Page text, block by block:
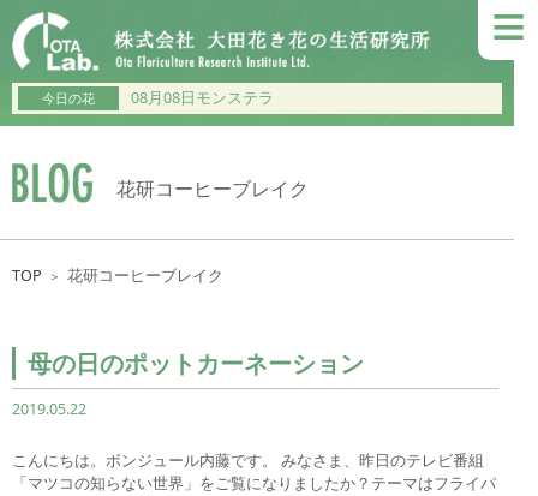
≡
今日の花 08月08日モンステラ
花研コーヒーブレイク
TOP ＞ 花研コーヒーブレイク
母の日のポットカーネーション
2019.05.22
こんにちは。ボンジュール内藤です。 みなさま、昨日のテレビ番組
「マツコの知らない世界」をご覧になりましたか？テーマはフライパ